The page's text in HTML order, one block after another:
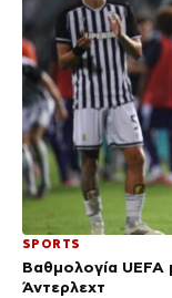
SPORTS
Βαθμολογία
Άντερλεχτ